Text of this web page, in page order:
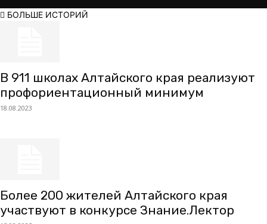
БОЛЬШЕ ИСТОРИЙ
В 911 школах Алтайского края реализуют
профориентационный минимум
18.08.2023
Более 200 жителей Алтайского края
участвуют в конкурсе Знание.Лектор